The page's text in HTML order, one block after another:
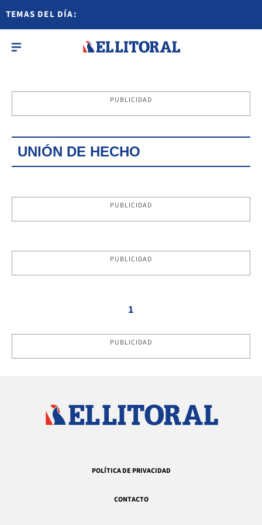
TEMAS DEL DÍA:
PUBLICIDAD
UNIÓN DE HECHO
PUBLICIDAD
PUBLICIDAD
1
PUBLICIDAD
POLÍTICA DE PRIVACIDAD
CONTACTO